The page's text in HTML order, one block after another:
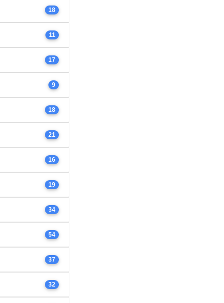
18
11
17
9
18
21
16
19
34
54
37
32